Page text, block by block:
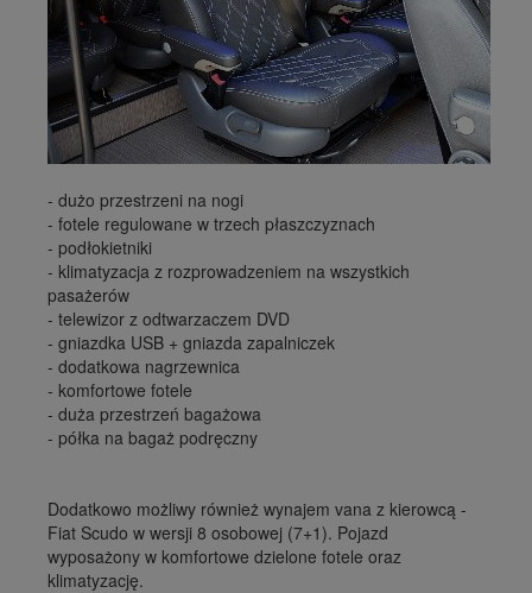
- dużo przestrzeni na nogi
- fotele regulowane w trzech płaszczyznach
- podłokietniki
- klimatyzacja z rozprowadzeniem na wszystkich
pasażerów
- telewizor z odtwarzaczem DVD
- gniazdka USB + gniazda zapalniczek
- dodatkowa nagrzewnica
- komfortowe fotele
- duża przestrzeń bagażowa
- półka na bagaż podręczny
Dodatkowo możliwy również wynajem vana z kierowcą -
Fiat Scudo w wersji 8 osobowej (7+1). Pojazd
wyposażony w komfortowe dzielone fotele oraz
klimatyzację.